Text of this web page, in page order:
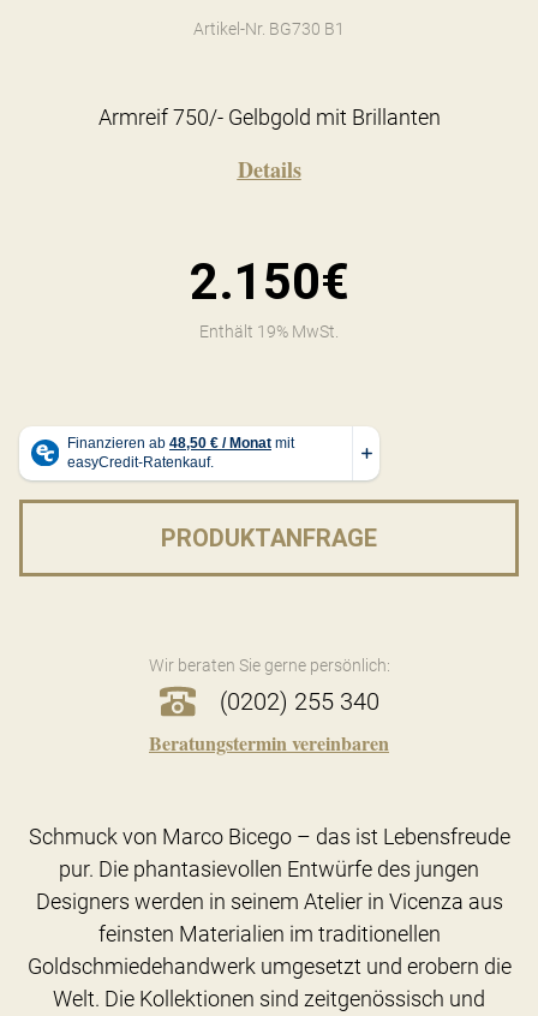
Artikel-Nr. BG730 B1
Armreif 750/- Gelbgold mit Brillanten
Details
2.150€
Enthält 19% MwSt.
PRODUKTANFRAGE
Wir beraten Sie gerne persönlich:
(0202) 255 340
Beratungstermin vereinbaren
Schmuck von Marco Bicego – das ist Lebensfreude
pur. Die phantasievollen Entwürfe des jungen
Designers werden in seinem Atelier in Vicenza aus
feinsten Materialien im traditionellen
Goldschmiedehandwerk umgesetzt und erobern die
Welt. Die Kollektionen sind zeitgenössisch und